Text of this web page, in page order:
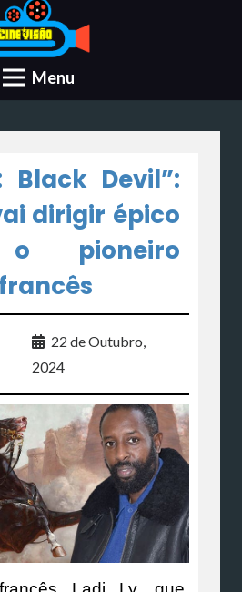
Menu
Black Devil”:
dirigir épico
pioneiro
22 de Outubro,
2024